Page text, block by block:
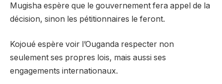
Mugisha espère que le gouvernement fera appel de la
décision, sinon les pétitionnaires le feront.
Kojoué espère voir l’Ouganda respecter non
seulement ses propres lois, mais aussi ses
engagements internationaux.